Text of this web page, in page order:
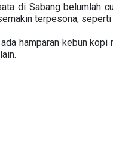
di Sabang belumlah
terpesona,
hamparan kebun